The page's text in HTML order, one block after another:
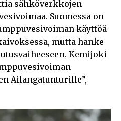
sähköverkkojen
Suomessa on
käyttöä
mutta hanke
Kemijoki
Ailangatunturille”,